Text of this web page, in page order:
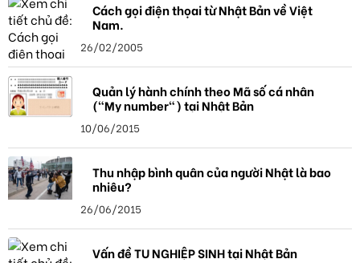
Cách gọi điện thọai từ Nhật Bản về Việt
Nam.
26/02/2005
Quản lý hành chính theo Mã số cá nhân
("My number") tại Nhật Bản
10/06/2015
Thu nhập bình quân của người Nhật là bao
nhiêu?
26/06/2015
Vấn đề TU NGHIỆP SINH tại Nhật Bản